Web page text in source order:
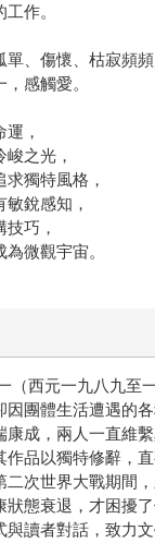
作。
單、傷懷、枯寂頻頻
感觸愛。
，
之光，
獨特風格，
銳感知，
巧，
微觀宇宙。
（西元一九八九至
因團體生活遭遇的
康成，兩人一直維
作品以獨特修辭，
二次世界大戰期間
狀態衰退，才困擾
與讀者對話，致力